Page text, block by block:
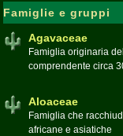
Geohintonia,
Ortegocactus,
Pereskia,
Toumeya,
Hylocereinae
Famiglie e gruppi
Agavaceae
Famiglia originaria
comprendente circa
generi:Agave,
Hesperaloë, Littaea,
Aloaceae
Famiglia che
africane e asiatiche